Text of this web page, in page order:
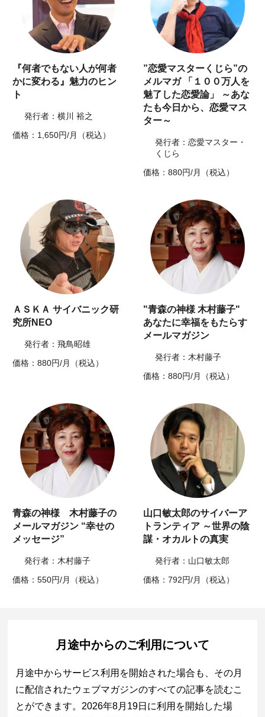
『何者でもない人が何者
かに変わる』魅力のヒン
ト
発行者：横川 裕之
価格：1,650円/月（税込）
”恋愛マスターくじら”の
メルマガ 「１００万人を
魅了した恋愛論」 ～あな
たも今日から、恋愛マス
ター～
発行者：恋愛マスター・
くじら
価格：880円/月（税込）
ＡＳＫＡ サイバニック研
究所NEO
発行者：飛鳥昭雄
価格：880円/月（税込）
"青森の神様 木村藤子"
あなたに幸福をもたらす
メールマガジン
発行者：木村藤子
価格：880円/月（税込）
青森の神様 木村藤子の
メールマガジン “幸せの
メッセージ”
発行者：木村藤子
価格：550円/月（税込）
山口敏太郎のサイバーア
トランティア ～世界の陰
謀・オカルトの真実
発行者：山口敏太郎
価格：792円/月（税込）
月途中からのご利用について
月途中からサービス利用を開始された場合も、その月
に配信されたウェブマガジンのすべての記事を読むこ
とができます。2026年8月19日に利用を開始した場